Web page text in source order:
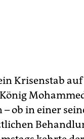
Krisenstab auf
ob in einer